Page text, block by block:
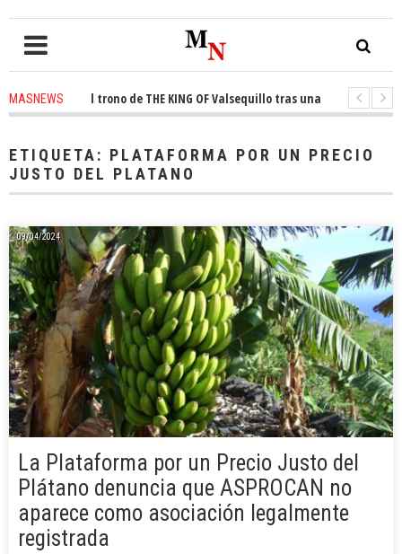
MASNEWSel trono de THE KING OF Valsequillo tras una jornada de
ETIQUETA: PLATAFORMA POR UN PRECIO
JUSTO DEL PLATANO
09/04/2024
La Plataforma por un Precio Justo del
Plátano denuncia que ASPROCAN no
aparece como asociación legalmente
registrada